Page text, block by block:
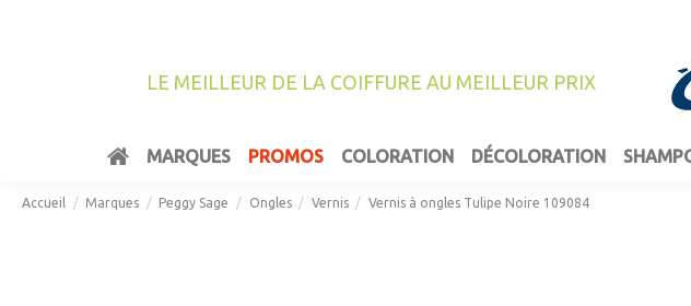
LE MEILLEUR DE LA COIFFURE AU MEILLEUR PRIX
MARQUES PROMOS COLORATION DÉCOLORATION
Accueil Marques Peggy Sage Ongles Vernis Vernis à ongles Tulipe Noire 109084